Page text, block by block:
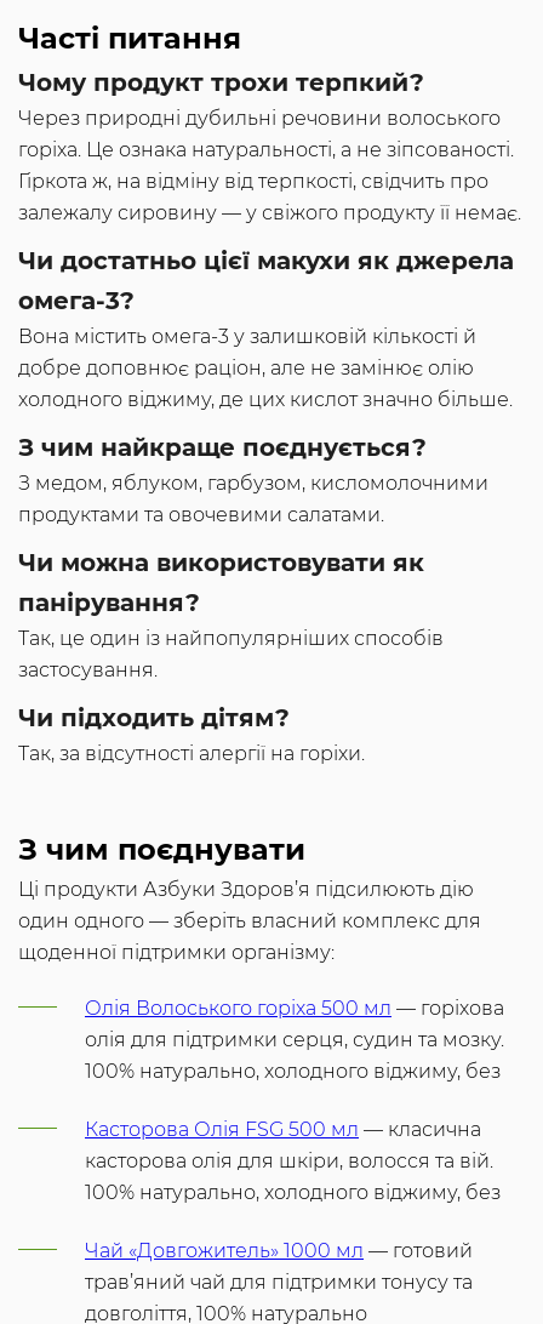
Часті питання
Чому продукт трохи терпкий?
Через природні дубильні речовини волоського
горіха. Це ознака натуральності, а не зіпсованості.
Гіркота ж, на відміну від терпкості, свідчить про
залежалу сировину — у свіжого продукту її немає.
Чи достатньо цієї макухи як джерела
омега-3?
Вона містить омега-3 у залишковій кількості й
добре доповнює раціон, але не замінює олію
холодного віджиму, де цих кислот значно більше.
З чим найкраще поєднується?
З медом, яблуком, гарбузом, кисломолочними
продуктами та овочевими салатами.
Чи можна використовувати як
панірування?
Так, це один із найпопулярніших способів
застосування.
Чи підходить дітям?
Так, за відсутності алергії на горіхи.
З чим поєднувати
Ці продукти Азбуки Здоров’я підсилюють дію
один одного — зберіть власний комплекс для
щоденної підтримки організму:
Олія Волоського горіха 500 мл — горіхова
олія для підтримки серця, судин та мозку.
100% натурально, холодного віджиму, без
Касторова Олія FSG 500 мл — класична
касторова олія для шкіри, волосся та вій.
100% натурально, холодного віджиму, без
Чай «Довгожитель» 1000 мл — готовий
трав’яний чай для підтримки тонусу та
довголіття, 100% натурально